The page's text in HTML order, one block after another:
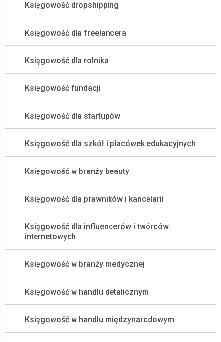
Księgowość dropshipping
Księgowość dla freelancera
Księgowość dla rolnika
Księgowość fundacji
Księgowość dla startupów
Księgowość dla szkół i placówek edukacyjnych
Księgowość w branży beauty
Księgowość dla prawników i kancelarii
Księgowość dla influencerów i twórców
internetowych
Księgowość w branży medycznej
Księgowość w handlu detalicznym
Księgowość w handlu międzynarodowym